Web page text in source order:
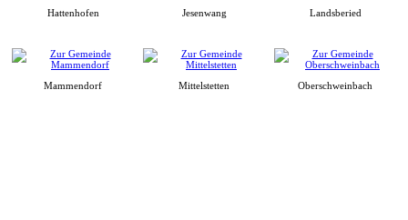
Hattenhofen Jesenwang Landsberied
Mammendorf Mittelstetten Oberschweinbach